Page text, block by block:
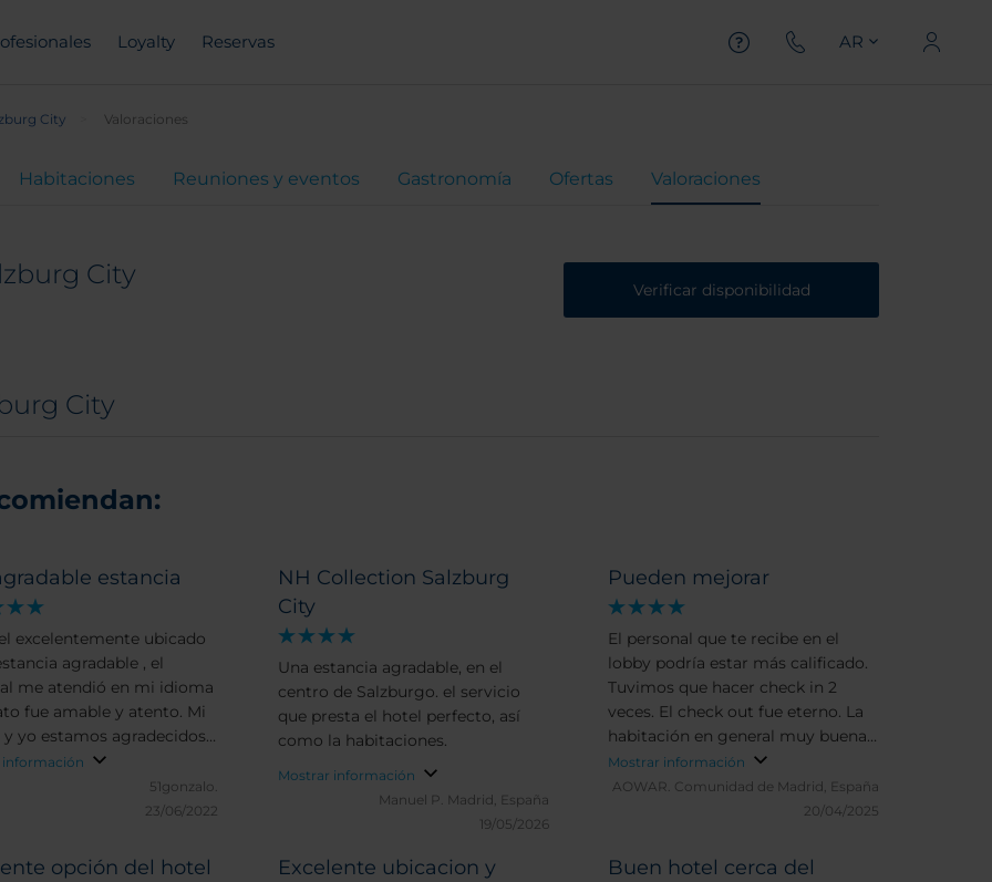
Loyalty Reservas AR
City Valoraciones
Habitaciones Reuniones y eventos Gastronomía Ofertas Valoraciones
City Verificar disponibilidad
City
opción del hotel
Excelente ubicacion y
Buen hotel cerca del
estancia
excelentemente ubicado
agradable , el
me atendió en mi idioma
fue amable y atento. Mi
y yo estamos agradecidos
atenciones.
este hotel a
información
51gonzalo.
23/06/2022
NH Collection Salzburg
City
Una estancia agradable, en el
centro de Salzburgo. el servicio
que presta el hotel perfecto, así
como la habitaciones.
Mostrar información
Manuel P. Madrid, España
19/05/2026
Pueden mejorar
El personal que te recibe en el
lobby podría estar más calificado.
Tuvimos que hacer check in 2
veces. El check out fue eterno. La
habitación en general muy buena,
pero el baño muy incómodo.
Mostrar información
AOWAR. Comunidad de Madrid, España
20/04/2025